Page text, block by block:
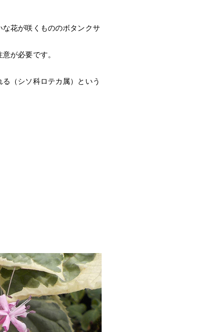
花が咲くもののボタンクサ
が必要です。
（シソ科ロテカ属）という